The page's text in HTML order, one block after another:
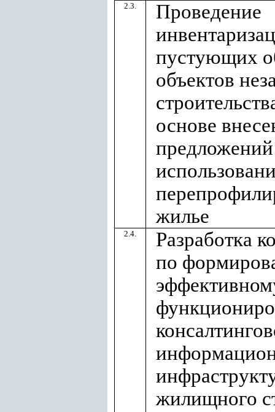
2.3.
Проведение
пустующих
объектов
основе
жилье
2.4.
Разработка
по
жилищного